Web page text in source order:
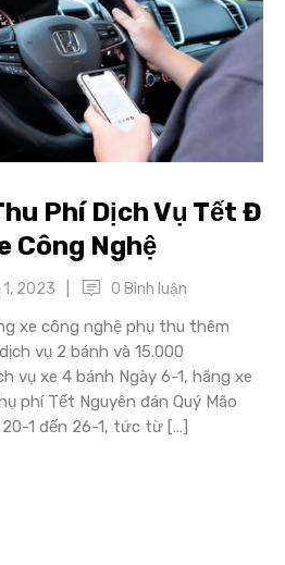
Phí Dịch Vụ Tết Đ
Công Nghệ
1, 2023 0 Bình luận
xe công nghệ phụ thu thêm
vụ 2 bánh và 15.000
vụ xe 4 bánh Ngày 6-1, hãng xe
phí Tết Nguyên đán Quý Mão
1 đến 26-1, tức từ […]